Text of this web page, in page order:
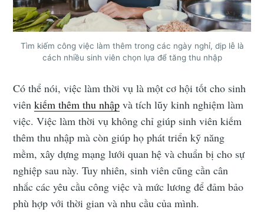
Tìm kiếm công việc làm thêm trong các ngày nghỉ, dịp lễ là
cách nhiều sinh viên chọn lựa để tăng thu nhập
Có thể nói, việc làm thời vụ là một cơ hội tốt cho sinh
viênkiếm thêm thu nhập và tích lũy kinh nghiệm làm
việc. Việc làm thời vụ không chỉ giúp sinh viên kiếm
thêm thu nhập mà còn giúp họ phát triển kỹ năng
mềm, xây dựng mạng lưới quan hệ và chuẩn bị cho sự
nghiệp sau này. Tuy nhiên, sinh viên cũng cần cân
nhắc các yêu cầu công việc và mức lương để đảm bảo
phù hợp với thời gian và nhu cầu của mình.